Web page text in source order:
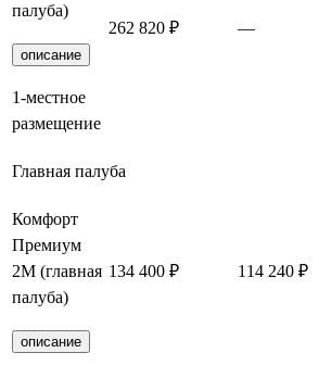
палуба)
описание
1-местное
размещение
262 820 ₽ —
Главная палуба
Комфорт
Премиум
2М (главная
палуба)
описание
134 400 ₽ 114 240 ₽